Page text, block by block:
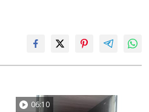
06:10